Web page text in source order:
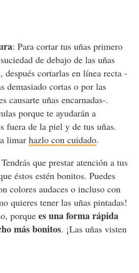
: Para cortar tus uñas primero
de debajo de las uñas
cortarlas en línea recta -
demasiado cortas o por las
causarte uñas encarnadas-.
porque te ayudarán a
fuera de la piel y de tus uñas.
limar hazlo con cuidado.
que prestar atención a tus
éstos estén bonitos. Puedes
colores audaces o incluso con
quieres tener las uñas pintadas!
porque es una forma rápida
más bonitos. ¡Las uñas visten